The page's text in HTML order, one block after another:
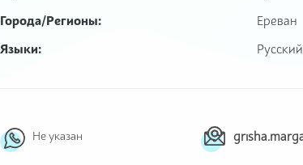
Города/Регионы:
Ереван
Языки:
Русский
Не указан